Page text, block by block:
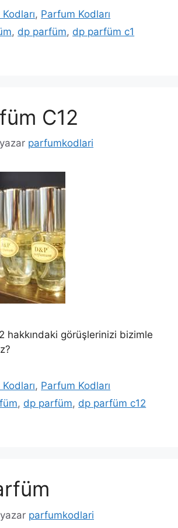
, Parfum Kodları
, dp parfüm, dp parfüm c1
C12
yazar parfumkodlari
hakkındaki görüşlerinizi bizimle
, Parfum Kodları
, dp parfüm, dp parfüm c12
yazar parfumkodlari